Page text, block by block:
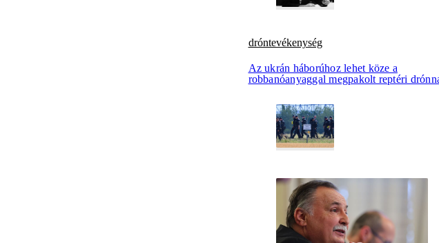
dróntevékenység
Az ukrán háborúhoz lehet köze a
robbanóanyaggal megpakolt reptéri